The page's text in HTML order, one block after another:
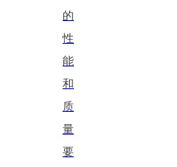
的
性
能
和
质
量
要